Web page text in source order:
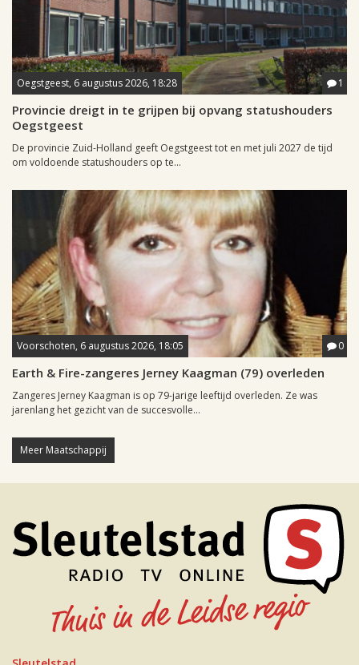
Oegstgeest, 6 augustus 2026, 18:28 1
Provincie dreigt in te grijpen bij opvang statushouders
Oegstgeest
De provincie Zuid-Holland geeft Oegstgeest tot en met juli 2027 de tijd
om voldoende statushouders op te...
Voorschoten, 6 augustus 2026, 18:05 0
Earth & Fire-zangeres Jerney Kaagman (79) overleden
Zangeres Jerney Kaagman is op 79-jarige leeftijd overleden. Ze was
jarenlang het gezicht van de succesvolle...
Meer Maatschappij